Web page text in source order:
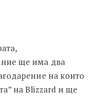
II: Legacy of
ще има два
на които
на Blizzard и ще